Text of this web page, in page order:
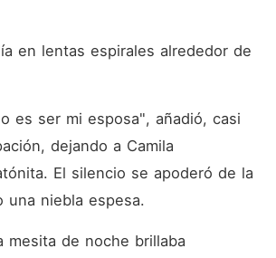
en lentas espirales alrededor de
es ser mi esposa", añadió, casi
dejando a Camila
El silencio se apoderó de la
una niebla espesa.
mesita de noche brillaba